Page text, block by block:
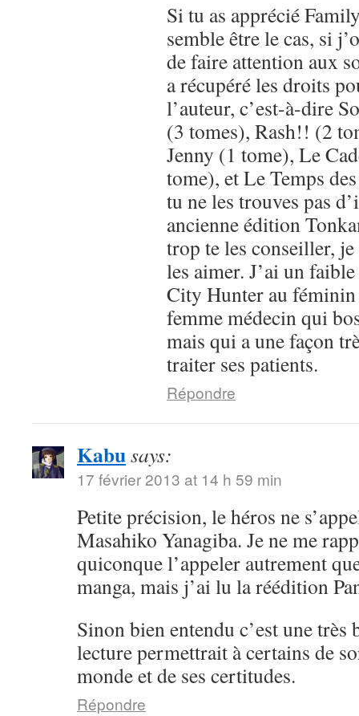
Si tu as apprécié
semble être le cas, si
de faire attention aux
a récupéré les droits
l’auteur, c’est-à-dire
(3 tomes), Rash!! (2
Jenny (1 tome), Le
tome), et Le Temps
tu ne les trouves pas
ancienne édition
trop te les conseiller,
les aimer. J’ai un
City Hunter au
femme médecin qui
mais qui a une façon
traiter ses patients.
Répondre
Kabusays:
17 février 2013 at 14 h 59 min
Petite précision, le héros ne
Masahiko Yanagiba. Je ne me
quiconque l’appeler autrement
manga, mais j’ai lu la réédition
Sinon bien entendu c’est une très
lecture permettrait à certains de
monde et de ses certitudes.
Répondre